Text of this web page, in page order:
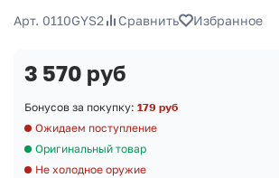
Арт. 0110GYS2 Сравнить Избранное
3 570 руб
Бонусов за покупку: 179 руб
Ожидаем поступление
Оригинальный товар
Не холодное оружие